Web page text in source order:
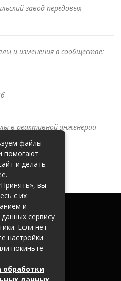
завод передовых
и изменения в сообществе:
в реактивной инженерии
файлы
помогают
и делать
вы
с их
и
сервису
Если нет
настройки
покиньте
обработки